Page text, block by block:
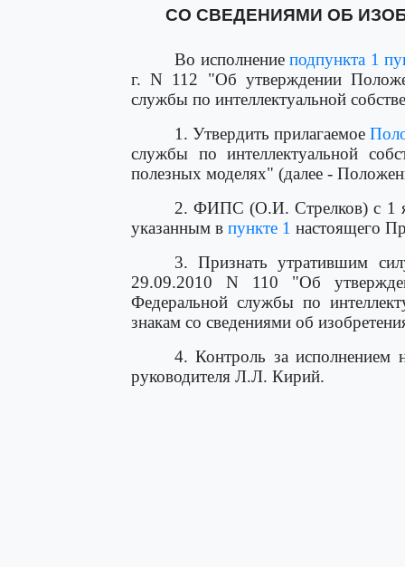
СО СВЕДЕНИЯМИ ОБ
Во исполнениеподпункта 1
г. N 112 "Об утверждении
службы по интеллектуальной
1. Утвердить прилагаемое
службы по интеллектуальной
полезных моделях" (далее -
2. ФИПС (О.И. Стрелков) с 1
указанным в пункте 1 настоящего
3. Признать утратившим
29.09.2010 N 110 "Об
Федеральной службы по
знакам со сведениями об
4. Контроль за исполнением
руководителя Л.Л. Кирий.